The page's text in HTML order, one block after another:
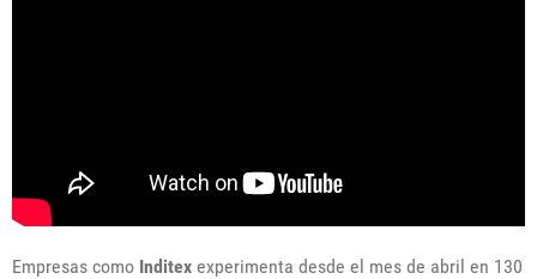
Empresas como Inditex experimenta desde el mes de abril en 130